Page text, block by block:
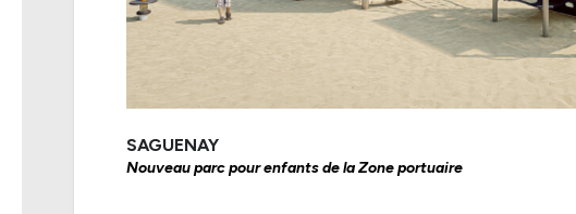
SAGUENAY
Nouveau parc pour enfants de la Zone portuaire